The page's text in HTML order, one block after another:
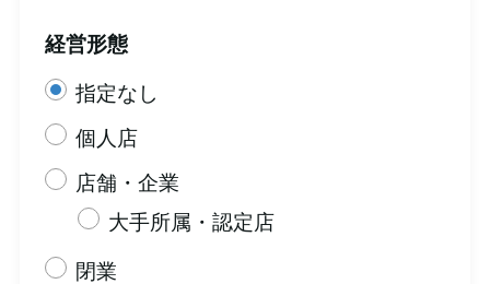
経営形態
指定なし
個人店
店舗・企業
大手所属・認定店
閉業